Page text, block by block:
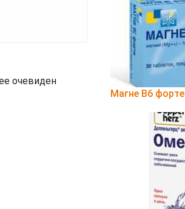
очевиден
Магне B6 форте